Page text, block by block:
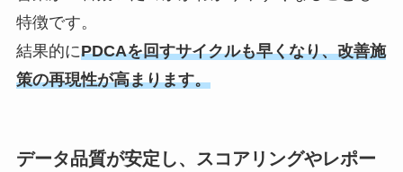
特徴です。
結果的にPDCAを回すサイクルも早くなり、改善施
策の再現性が高まります。
データ品質が安定し、スコアリングやレポー